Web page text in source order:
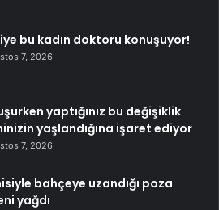
bu kadın doktoru konuşuyor!
7, 2026
yaptığınız bu değişiklik
yaşlandığına işaret ediyor
7, 2026
bahçeye uzandığı poza
yağdı